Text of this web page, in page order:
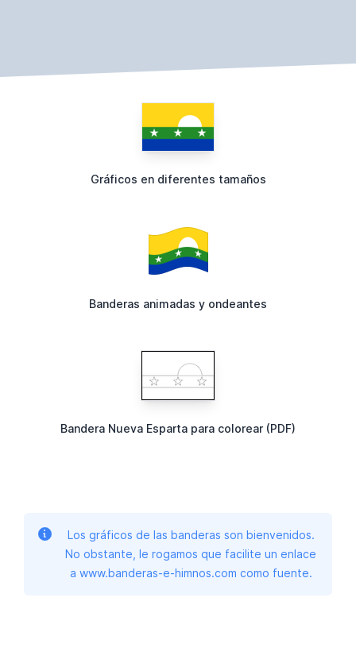
Gráficos en diferentes tamaños
Banderas animadas y ondeantes
Bandera Nueva Esparta para colorear (PDF)
Los gráficos de las banderas son bienvenidos.
No obstante, le rogamos que facilite un enlace
a www.banderas-e-himnos.com como fuente.